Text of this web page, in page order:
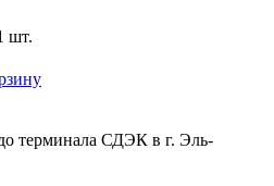
шт.
терминала СДЭК в г. Эль-